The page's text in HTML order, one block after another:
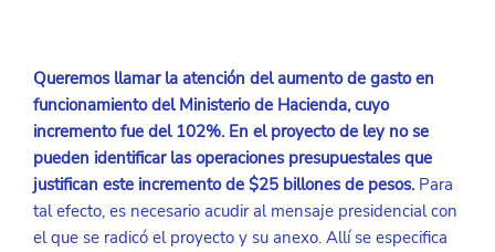
Queremos llamar la atención del aumento de gasto en
funcionamiento del Ministerio de Hacienda, cuyo
incremento fue del 102%. En el proyecto de ley no se
pueden identificar las operaciones presupuestales que
justifican este incremento de $25 billones de pesos. Para
tal efecto, es necesario acudir al mensaje presidencial con
el que se radicó el proyecto y su anexo. Allí se especifica